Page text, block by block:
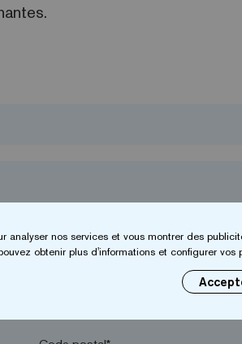
analyser nos services et vous montrer des
obtenir plus d'informations et configurer vos